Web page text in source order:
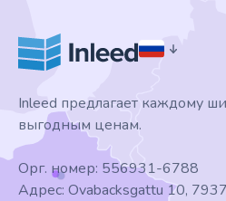
Inleed предлагает каждому
выгодным ценам.
Орг. номер: 556931-6788
Адрес: Ovabacksgattu 10,